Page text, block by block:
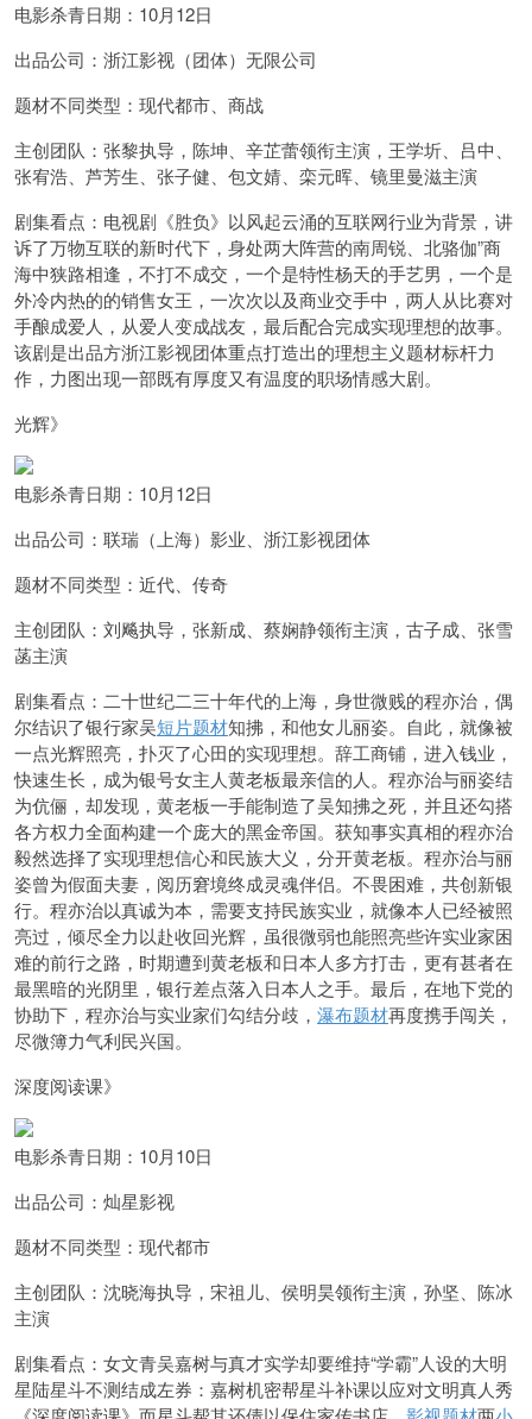
电影杀青日期：10月12日
出品公司：浙江影视（团体）无限公司
题材不同类型：现代都市、商战
主创团队：张黎执导，陈坤、辛芷蕾领衔主演，王学圻、吕中、
张宥浩、芦芳生、张子健、包文婧、栾元晖、镜里曼滋主演
剧集看点：电视剧《胜负》以风起云涌的互联网行业为背景，讲
诉了万物互联的新时代下，身处两大阵营的南周锐、北骆伽”商
海中狭路相逢，不打不成交，一个是特性杨天的手艺男，一个是
外冷内热的的销售女王，一次次以及商业交手中，两人从比赛对
手酿成爱人，从爱人变成战友，最后配合完成实现理想的故事。
该剧是出品方浙江影视团体重点打造出的理想主义题材标杆力
作，力图出现一部既有厚度又有温度的职场情感大剧。
光辉》
电影杀青日期：10月12日
出品公司：联瑞（上海）影业、浙江影视团体
题材不同类型：近代、传奇
主创团队：刘飚执导，张新成、蔡娴静领衔主演，古子成、张雪
菡主演
剧集看点：二十世纪二三十年代的上海，身世微贱的程亦治，偶
尔结识了银行家吴短片题材知拂，和他女儿丽姿。自此，就像被
一点光辉照亮，扑灭了心田的实现理想。辞工商铺，进入钱业，
快速生长，成为银号女主人黄老板最亲信的人。程亦治与丽姿结
为伉俪，却发现，黄老板一手能制造了吴知拂之死，并且还勾搭
各方权力全面构建一个庞大的黑金帝国。获知事实真相的程亦治
毅然选择了实现理想信心和民族大义，分开黄老板。程亦治与丽
姿曾为假面夫妻，阅历窘境终成灵魂伴侣。不畏困难，共创新银
行。程亦治以真诚为本，需要支持民族实业，就像本人已经被照
亮过，倾尽全力以赴收回光辉，虽很微弱也能照亮些许实业家困
难的前行之路，时期遭到黄老板和日本人多方打击，更有甚者在
最黑暗的光阴里，银行差点落入日本人之手。最后，在地下党的
协助下，程亦治与实业家们勾结分歧， 瀑布题材再度携手闯关，
尽微簿力气利民兴国。
深度阅读课》
电影杀青日期：10月10日
出品公司：灿星影视
题材不同类型：现代都市
主创团队：沈晓海执导，宋祖儿、侯明昊领衔主演，孙坚、陈冰
主演
剧集看点：女文青吴嘉树与真才实学却要维持“学霸”人设的大明
星陆星斗不测结成左券：嘉树机密帮星斗补课以应对文明真人秀